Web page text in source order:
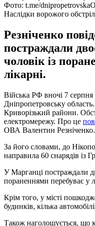
Фото: t.me/
Наслідки ворожого
Резніченко
постраждали
чоловік із
лікарні.
Війська РФ вночі 7 серпня
Дніпропетровську
Криворізький райони.
електромережу. Про це
ОВА Валентин Резніченко.
За його словами, до
направила 60 снарядів із
У Марганці постраждали
пораненнями перебуває у
Крім того, у місті
будинків, кілька
Також наголошується, що